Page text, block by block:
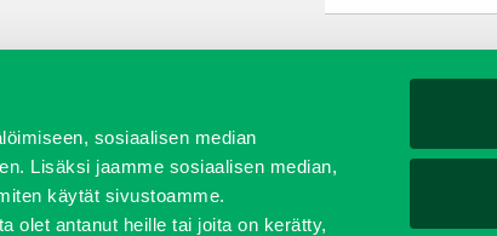
sosiaalisen median
Lisäksi jaamme sosiaalisen median,
käytät sivustoamme.
olet antanut heille tai joita on kerätty,
Jälleenmyyjät